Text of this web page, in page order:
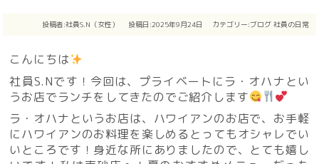
投稿者:社員S.N（女性） 投稿日:2025年9月24日 カテゴリー:ブログ 社員の日常
こんにちは
社員S.Nです！今回は、プライベートにラ・オハナとい
うお店でランチをしてきたのでご紹介します
ラ・オハナというお店は、ハワイアンのお店で、お手軽
にハワイアンのお料理を楽しめるとってもオシャレでい
いところです！身近な所にありましたので、とても嬉し